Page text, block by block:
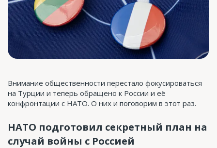
Внимание общественности перестало фокусироваться
на Турции и теперь обращено к России и её
конфронтации с НАТО. О них и поговорим в этот раз.
НАТО подготовил секретный план на
случай войны с Россией